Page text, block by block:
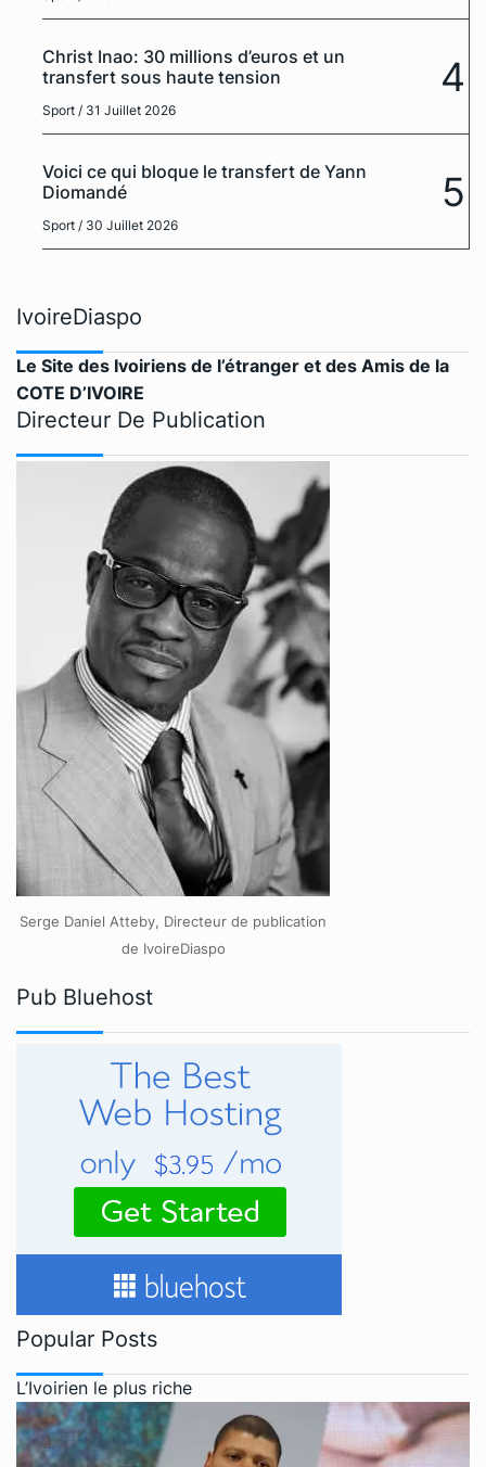
Christ Inao: 30 millions d’euros et un
transfert sous haute tension
Sport / 31 Juillet 2026
4
Voici ce qui bloque le transfert de Yann
Diomandé
Sport / 30 Juillet 2026
5
IvoireDiaspo
Le Site des Ivoiriens de l’étranger et des Amis de la
COTE D’IVOIRE
Directeur De Publication
Serge Daniel Atteby, Directeur de publication
de IvoireDiaspo
Pub Bluehost
Popular Posts
L’Ivoirien le plus riche